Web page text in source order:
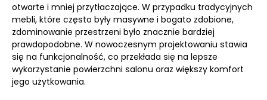
otwarte i mniej przytłaczające. W przypadku tradycyjnych
mebli, które często były masywne i bogato zdobione,
zdominowanie przestrzeni było znacznie bardziej
prawdopodobne. W nowoczesnym projektowaniu stawia
się na funkcjonalność, co przekłada się na lepsze
wykorzystanie powierzchni salonu oraz większy komfort
jego użytkowania.